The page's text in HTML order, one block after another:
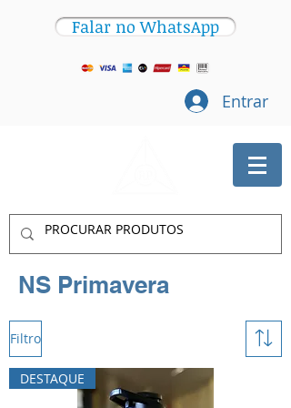
Falar no WhatsApp
Entrar
NS Primavera
Filtro
DESTAQUE